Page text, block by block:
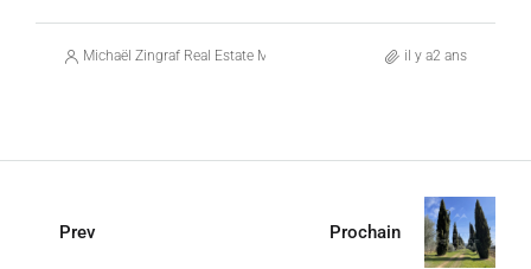
Michaël Zingraf Real Estate Megève il y a2 ans
Prev Prochain